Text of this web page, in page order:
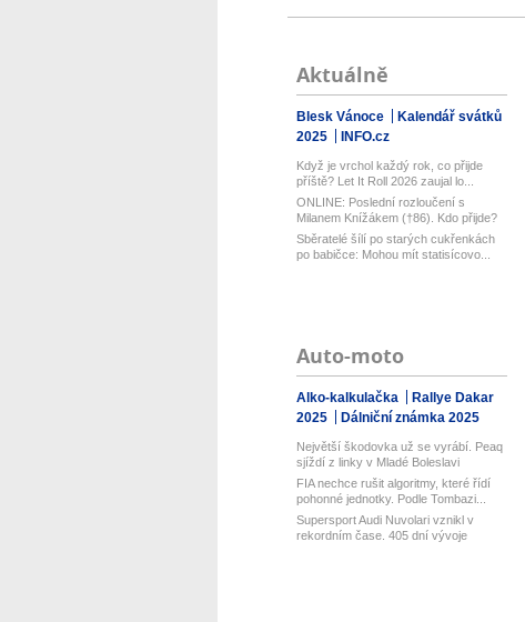
Aktuálně
Blesk Vánoce
Kalendář svátků
2025
INFO.cz
Když je vrchol každý rok, co přijde
příště? Let It Roll 2026 zaujal lo...
ONLINE: Poslední rozloučení s
Milanem Knížákem (†86). Kdo přijde?
Sběratelé šílí po starých cukřenkách
po babičce: Mohou mít statisícovo...
Auto-moto
Alko-kalkulačka
Rallye Dakar
2025
Dálniční známka 2025
Největší škodovka už se vyrábí. Peaq
sjíždí z linky v Mladé Boleslavi
FIA nechce rušit algoritmy, které řídí
pohonné jednotky. Podle Tombazi...
Supersport Audi Nuvolari vznikl v
rekordním čase. 405 dní vývoje